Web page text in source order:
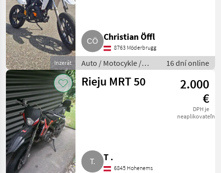
Inzerát
Christian Öffl
8763 Möderbrugg
Auto / Motocykle /
Motorka
16 dní online
Rieju MRT 50
2.000
€
DPH je
neaplikovateľné
T .
6845 Hohenems